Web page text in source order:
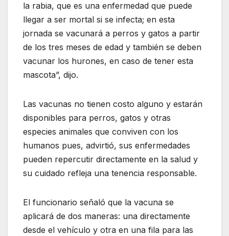
la rabia, que es una enfermedad que puede
llegar a ser mortal si se infecta; en esta
jornada se vacunará a perros y gatos a partir
de los tres meses de edad y también se deben
vacunar los hurones, en caso de tener esta
mascota”, dijo.
Las vacunas no tienen costo alguno y estarán
disponibles para perros, gatos y otras
especies animales que conviven con los
humanos pues, advirtió, sus enfermedades
pueden repercutir directamente en la salud y
su cuidado refleja una tenencia responsable.
El funcionario señaló que la vacuna se
aplicará de dos maneras: una directamente
desde el vehículo y otra en una fila para las